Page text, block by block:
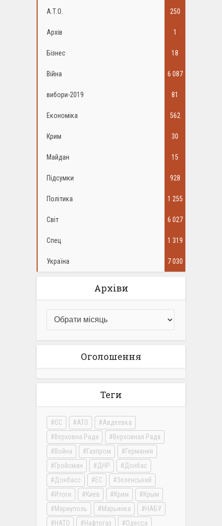
А.Т.О. 250
Архів 1
Бізнес 18
Війна 6 087
вибори-2019 81
Економіка 562
Крим 30
Майдан 15
Підсумки 928
Політика 1 255
Світ 6 027
Спец 1 319
Україна 7 030
Архіви
Оголошення
Теги
ЄС АТО
Авдеевка
Верховна Рада
Верховная Рада
Война
Газпром
Германия
Гройсман
ДНР
Донбас
Донбасс
ЕС
Зеленський
Итоги
Киев Крим
Крым
Мариуполь
Марьинка
НАБУ
НАТО
Нафтогаз Одесса